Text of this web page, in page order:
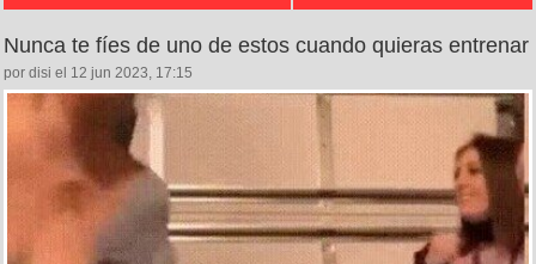
Nunca te fíes de uno de estos cuando quieras entrenar
por disi el 12 jun 2023, 17:15